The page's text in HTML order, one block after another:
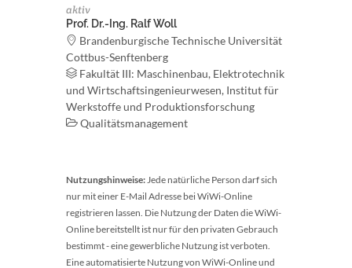
aktiv
Prof. Dr.-Ing. Ralf Woll
Brandenburgische Technische Universität
Cottbus-Senftenberg
Fakultät III: Maschinenbau, Elektrotechnik
und Wirtschaftsingenieurwesen, Institut für
Werkstoffe und Produktionsforschung
Qualitätsmanagement
Nutzungshinweise:Jede natürliche Person darf sich
nur mit einer E-Mail Adresse bei WiWi-Online
registrieren lassen. Die Nutzung der Daten die WiWi-
Online bereitstellt ist nur für den privaten Gebrauch
bestimmt - eine gewerbliche Nutzung ist verboten.
Eine automatisierte Nutzung von WiWi-Online und